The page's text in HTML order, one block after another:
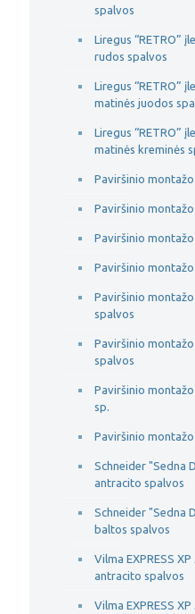
spalvos
Liregus “RETRO”
rudos spalvos
Liregus “RETRO”
matinės juodos
Liregus “RETRO”
matinės kreminės
Paviršinio montažo
Paviršinio montažo
Paviršinio montažo
Paviršinio montažo
Paviršinio
spalvos
Paviršinio montažo
spalvos
Paviršinio
sp.
Paviršinio montažo
Schneider "Sedna
antracito spalvos
Schneider "Sedna
baltos spalvos
Vilma EXPRESS
antracito spalvos
Vilma EXPRESS